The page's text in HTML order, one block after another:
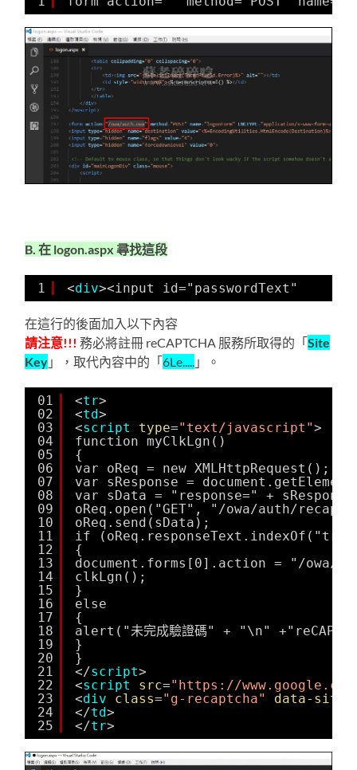
B. 在 logon.aspx 尋找這段
1 <div><input id="passwordText"
在這行的後面加入以下內容
請注意!!! 務必將註冊 reCAPTCHA 服務所取得的「Site
Key 」，取代內容中的「6Le..... 」。
01
02
03
04
05
06
07
08
09
10
11
12
13
14
15
16
17
18
19
20
21
22
23
24
25
<tr>
<td>
<script type="text/javascript">
function myClkLgn()
{
var oReq = new XMLHttpRequest();
var sResponse =
var sData = "response=" +
oReq.open("GET", "/owa/auth/
oReq.send(sData);
if
{
document.forms[0].action = "/owa/
clkLgn();
}
else
{
alert("未完成驗證碼" + "\n"
}
}
</script>
<script src=" https://
<div class="g-recaptcha"
data-
</td>
</tr>